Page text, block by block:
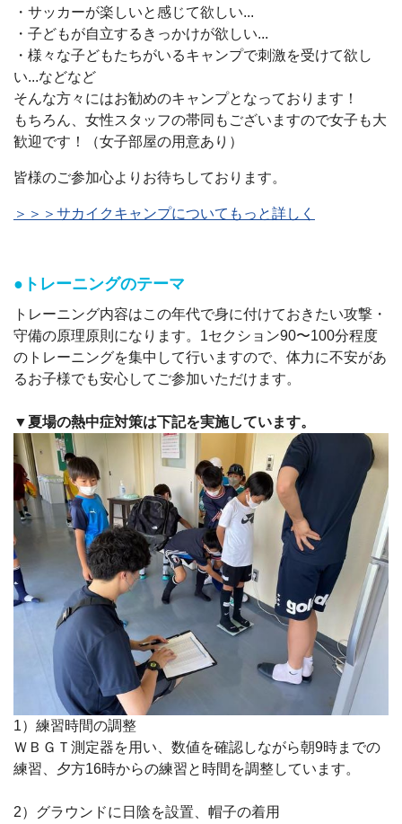
・サッカーが楽しいと感じて欲しい...
・子どもが自立するきっかけが欲しい...
・様々な子どもたちがいるキャンプで刺激を受けて欲し
い...などなど
そんな方々にはお勧めのキャンプとなっております！
もちろん、女性スタッフの帯同もございますので女子も大
歓迎です！（女子部屋の用意あり）
皆様のご参加心よりお待ちしております。
＞＞＞サカイクキャンプについてもっと詳しく
●トレーニングのテーマ
トレーニング内容はこの年代で身に付けておきたい攻撃・
守備の原理原則になります。1セクション90〜100分程度
のトレーニングを集中して行いますので、体力に不安があ
るお子様でも安心してご参加いただけます。
▼夏場の熱中症対策は下記を実施しています。
1）練習時間の調整
ＷＢＧＴ測定器を用い、数値を確認しながら朝9時までの
練習、夕方16時からの練習と時間を調整しています。
2）グラウンドに日陰を設置、帽子の着用